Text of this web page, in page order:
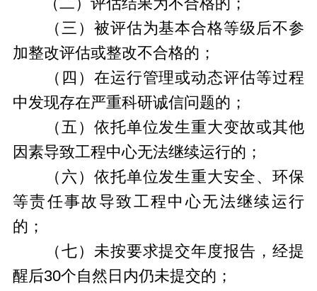
（三）被评估为基本合格等级后不参
加整改评估或整改不合格的；
（四）在运行管理或动态评估等过程
中发现存在严重科研诚信问题的；
（五）依托单位发生重大变故或其他
因素导致工程中心无法继续运行的；
（六）依托单位发生重大安全、环保
等责任事故导致工程中心无法继续运行
的；
（七）未按要求提交年度报告，经提
醒后30个自然日内仍未提交的；